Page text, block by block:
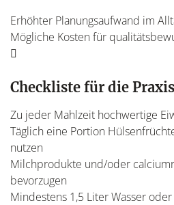
Erhöhter Planungsaufwand im
Mögliche Kosten für
Checkliste für die Praxis
Zu jeder Mahlzeit hochwertige
Täglich eine Portion
nutzen
Milchprodukte und/oder
bevorzugen
Mindestens 1,5 Liter Wasser